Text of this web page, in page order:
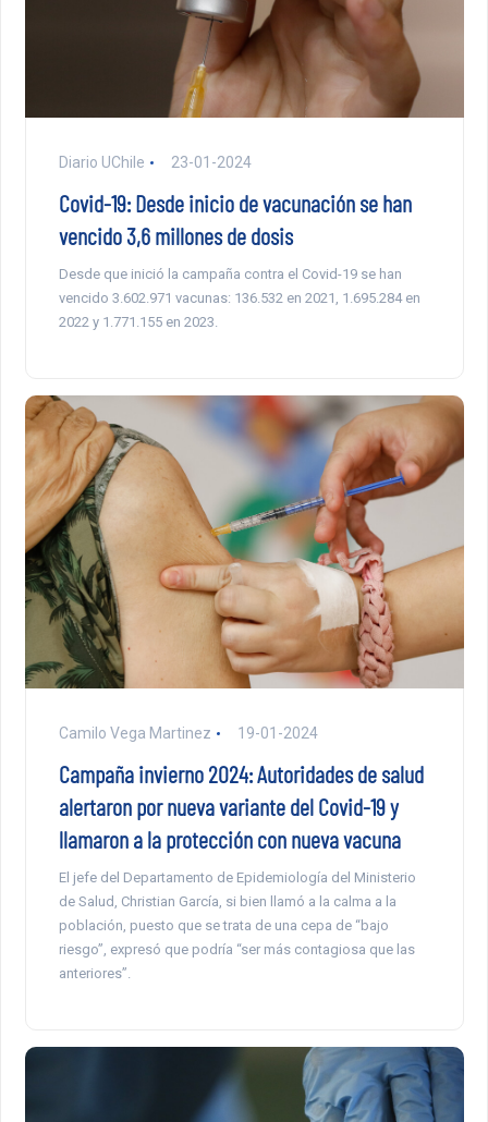
Diario UChile 23-01-2024
Covid-19: Desde inicio de vacunación se han
vencido 3,6 millones de dosis
Desde que inició la campaña contra el Covid-19 se han
vencido 3.602.971 vacunas: 136.532 en 2021, 1.695.284 en
2022 y 1.771.155 en 2023.
Camilo Vega Martinez 19-01-2024
Campaña invierno 2024: Autoridades de salud
alertaron por nueva variante del Covid-19 y
llamaron a la protección con nueva vacuna
El jefe del Departamento de Epidemiología del Ministerio
de Salud, Christian García, si bien llamó a la calma a la
población, puesto que se trata de una cepa de “bajo
riesgo”, expresó que podría “ser más contagiosa que las
anteriores”.